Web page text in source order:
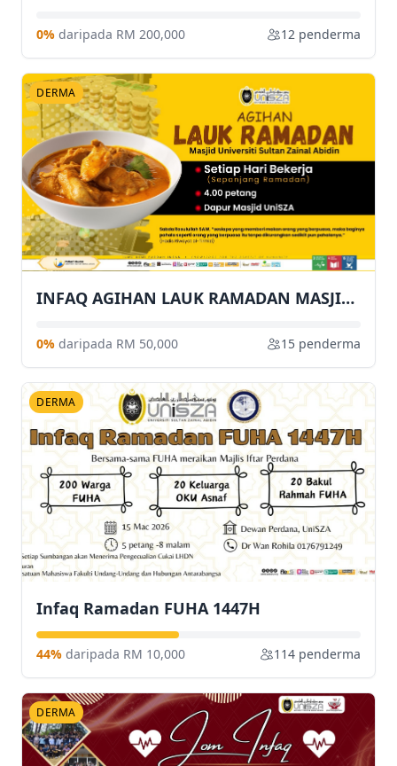
0% daripada RM 200,000 12 penderma
DERMA
INFAQ AGIHAN LAUK RAMADAN MASJID UniSZA
0% daripada RM 50,000 15 penderma
DERMA
Infaq Ramadan FUHA 1447H
44% daripada RM 10,000 114 penderma
DERMA